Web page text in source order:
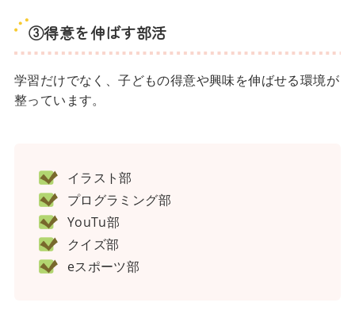
③得意を伸ばす部活
学習だけでなく、子どもの得意や興味を伸ばせる環境が
整っています。
イラスト部
プログラミング部
YouTu部
クイズ部
eスポーツ部